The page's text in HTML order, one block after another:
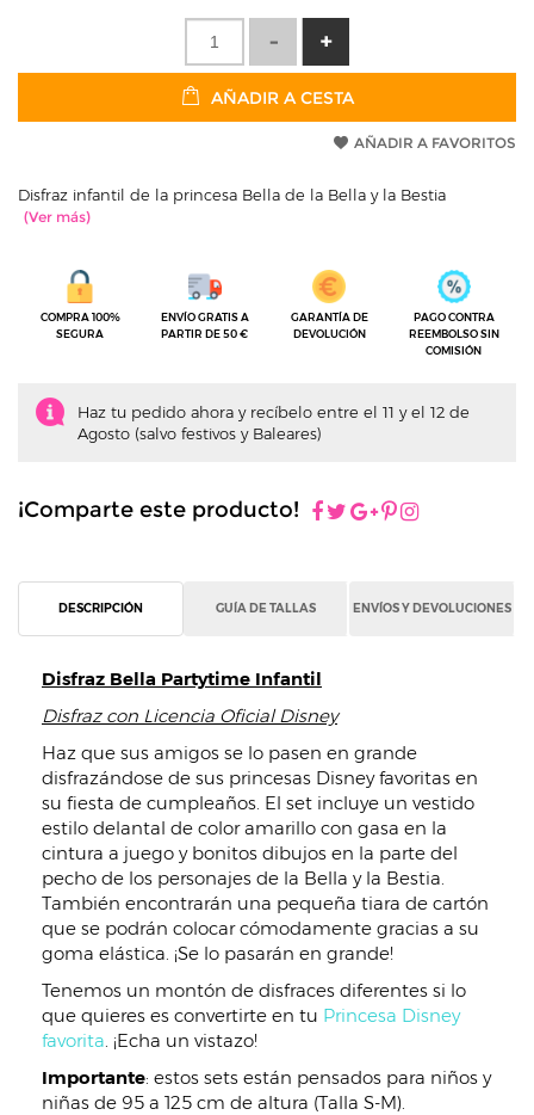
AÑADIR A CESTA
AÑADIR A FAVORITOS
Disfraz infantil de la princesa Bella de la Bella y la Bestia
COMPRA 100%
SEGURA
ENVÍO GRATIS A
PARTIR DE 50 €
GARANTÍA DE
DEVOLUCIÓN
PAGO CONTRA
REEMBOLSO SIN
COMISIÓN
Haz tu pedido ahora y recíbelo entre el 11 y el 12 de
Agosto (salvo festivos y Baleares)
¡Comparte este producto!
DESCRIPCIÓN GUÍA DE TALLAS ENVÍOS Y DEVOLUCIONES
Disfraz Bella Partytime Infantil
Disfraz con Licencia Oficial Disney
Haz que sus amigos se lo pasen en grande
disfrazándose de sus princesas Disney favoritas en
su fiesta de cumpleaños. El set incluye un vestido
estilo delantal de color amarillo con gasa en la
cintura a juego y bonitos dibujos en la parte del
pecho de los personajes de la Bella y la Bestia.
También encontrarán una pequeña tiara de cartón
que se podrán colocar cómodamente gracias a su
goma elástica. ¡Se lo pasarán en grande!
Tenemos un montón de disfraces diferentes si lo
que quieres es convertirte en tu Princesa Disney
favorita . ¡Echa un vistazo!
Importante: estos sets están pensados para niños y
niñas de 95 a 125 cm de altura (Talla S-M).